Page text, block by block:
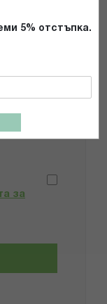
5% отстъпка.
за